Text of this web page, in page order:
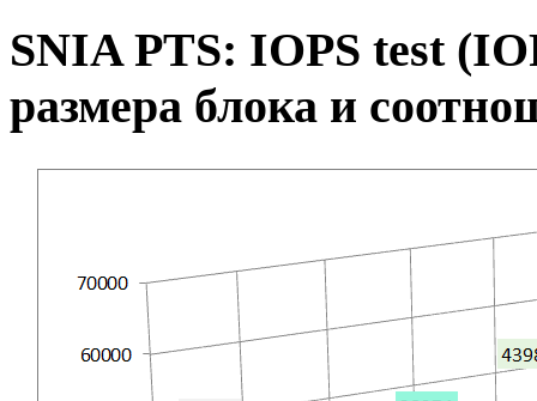
SNIA PTS: IOPS test
размера блока и